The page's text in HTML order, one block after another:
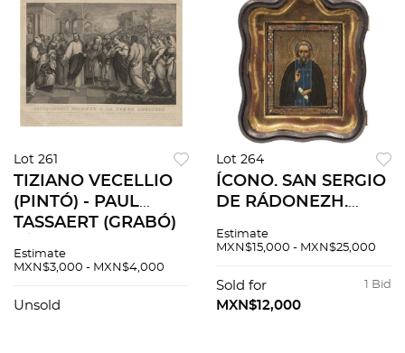
Lot 261
TIZIANO VECELLIO
(PINTÓ) - PAUL
TASSAERT (GRABÓ)
PARADONNE À LA
PARIS: CHEZ
Estimate
MXN$3,000 - MXN$4,000
Unsold
Lot 264
ÍCONO. SAN SERGIO
DE RÁDONEZH.
Óleo y hoja de oro
montado en nicho
elaborado en vidrio y
Estimate
MXN$15,000 - MXN$25,000
1 Bid
Sold for
MXN$12,000